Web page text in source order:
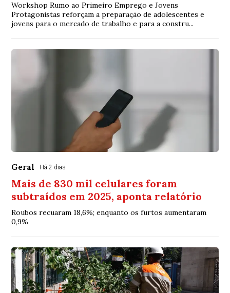
Workshop Rumo ao Primeiro Emprego e Jovens
Protagonistas reforçam a preparação de adolescentes e
jovens para o mercado de trabalho e para a constru...
Geral Há 2 dias
Mais de 830 mil celulares foram
subtraídos em 2025, aponta relatório
Roubos recuaram 18,6%; enquanto os furtos aumentaram
0,9%